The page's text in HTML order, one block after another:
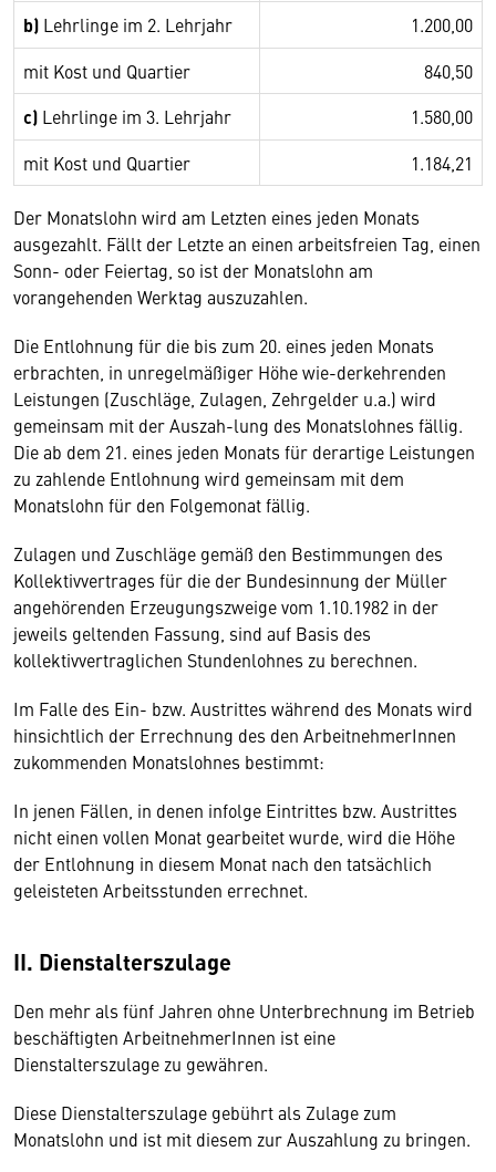
b) Lehrlinge im 2. Lehrjahr
1.200,00
mit Kost und Quartier
840,50
c) Lehrlinge im 3. Lehrjahr
1.580,00
mit Kost und Quartier
1.184,21
Der Monatslohn wird am Letzten eines jeden Monats
ausgezahlt. Fällt der Letzte an einen arbeitsfreien Tag, einen
Sonn- oder Feiertag, so ist der Monatslohn am
vorangehenden Werktag auszuzahlen.
Die Entlohnung für die bis zum 20. eines jeden Monats
erbrachten, in unregelmäßiger Höhe wie-derkehrenden
Leistungen (Zuschläge, Zulagen, Zehrgelder u.a.) wird
gemeinsam mit der Auszah-lung des Monatslohnes fällig.
Die ab dem 21. eines jeden Monats für derartige Leistungen
zu zahlende Entlohnung wird gemeinsam mit dem
Monatslohn für den Folgemonat fällig.
Zulagen und Zuschläge gemäß den Bestimmungen des
Kollektivvertrages für die der Bundesinnung der Müller
angehörenden Erzeugungszweige vom 1.10.1982 in der
jeweils geltenden Fassung, sind auf Basis des
kollektivvertraglichen Stundenlohnes zu berechnen.
Im Falle des Ein- bzw. Austrittes während des Monats wird
hinsichtlich der Errechnung des den ArbeitnehmerInnen
zukommenden Monatslohnes bestimmt:
In jenen Fällen, in denen infolge Eintrittes bzw. Austrittes
nicht einen vollen Monat gearbeitet wurde, wird die Höhe
der Entlohnung in diesem Monat nach den tatsächlich
geleisteten Arbeitsstunden errechnet.
II. Dienstalterszulage
Den mehr als fünf Jahren ohne Unterbrechnung im Betrieb
beschäftigten ArbeitnehmerInnen ist eine
Dienstalterszulage zu gewähren.
Diese Dienstalterszulage gebührt als Zulage zum
Monatslohn und ist mit diesem zur Auszahlung zu bringen.